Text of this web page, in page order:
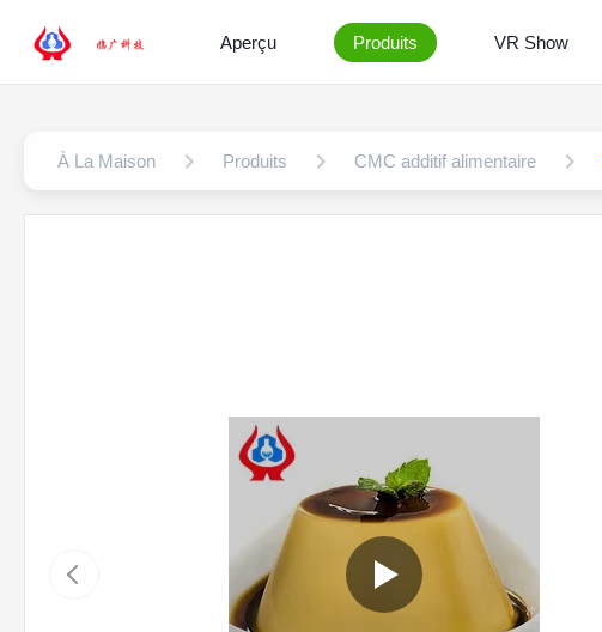
Aperçu Produits VR Show
À La Maison Produits CMC additif alimentaire